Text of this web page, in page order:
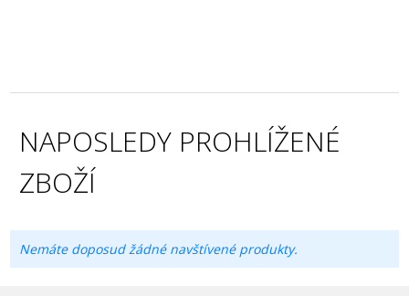
NAPOSLEDY PROHLÍŽENÉ
ZBOŽÍ
Nemáte doposud žádné navštívené produkty.